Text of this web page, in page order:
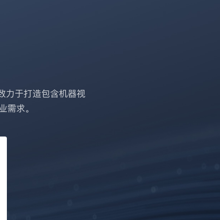
力于打造包含机器视
求。